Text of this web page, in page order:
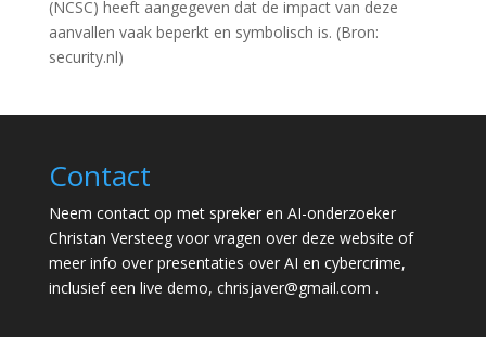
(NCSC) heeft aangegeven dat de impact van deze
aanvallen vaak beperkt en symbolisch is. (Bron:
security.nl)
Contact
Neem contact op met spreker en AI-onderzoeker
Christan Versteeg voor vragen over deze website of
meer info over presentaties over AI en cybercrime,
inclusief een live demo, chrisjaver@gmail.com .